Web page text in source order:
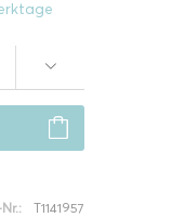
T1141957